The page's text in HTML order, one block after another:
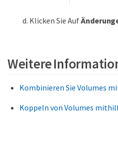
Klicken Sie Auf
Weitere
Kombinieren Sie Volumes
Koppeln von Volumes